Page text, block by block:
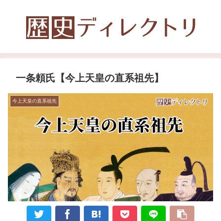
一条頼氏【今上天皇の直系祖先】
今上天皇の直系祖先